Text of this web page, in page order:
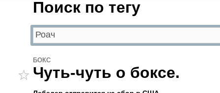
Поиск по тегу
БОКС
Чуть-чуть о боксе.